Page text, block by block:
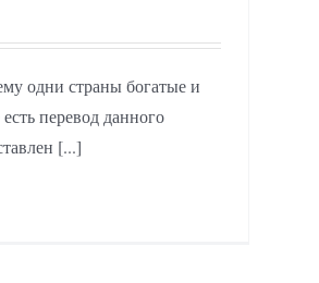
одни страны богатые и
перевод данного
[...]